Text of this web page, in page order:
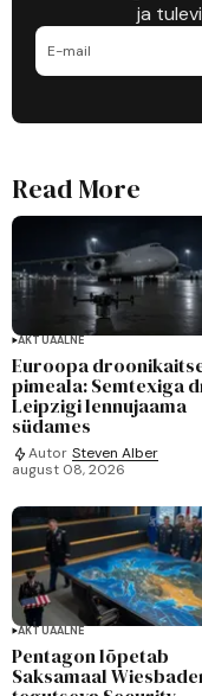
ja
Read More
AKTUAALNE
Euroopa
pimeala: Semtexiga
Leipzigi lennujaama
südames
Autor Steven Alber
august 08, 2026
AKTUAALNE
Pentagon lõpetab
Saksamaal